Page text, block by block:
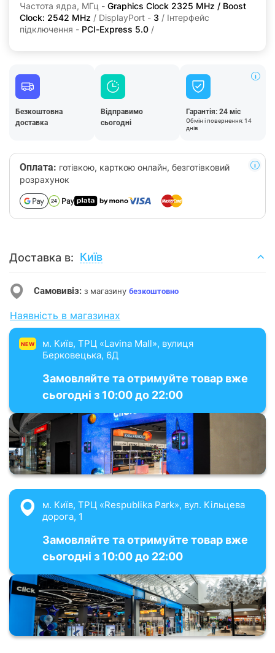
Частота ядра, МГц - Graphics Clock 2325 MHz / Boost
Clock: 2542 MHz / DisplayPort - 3 / Інтерфейс
підключення - PCI-Express 5.0 /
Безкоштовна
доставка
Відправимо
сьогодні
Гарантія: 24 міс
Обмін і повернення: 14
днів
Оплата: готівкою, карткою онлайн, безготівковий
розрахунок
Доставка в: Київ
Самовивіз: з магазину безкоштовно
Наявність в магазинах
NEW
м. Київ, ТРЦ «Lavina Mall», вулиця
Берковецька, 6Д
Замовляйте та отримуйте товар вже
сьогодні з 10:00 до 22:00
м. Київ, ТРЦ «Respublika Park», вул. Кільцева
дорога, 1
Замовляйте та отримуйте товар вже
сьогодні з 10:00 до 22:00